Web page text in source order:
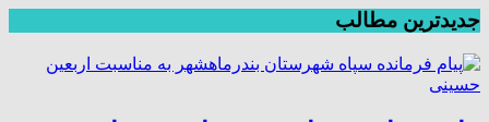
جدیدترین مطالب